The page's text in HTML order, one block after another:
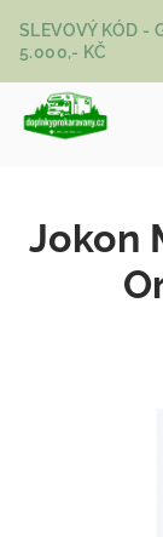
SLEVOVÝ KÓD -
5.000,- KČ
Jokon